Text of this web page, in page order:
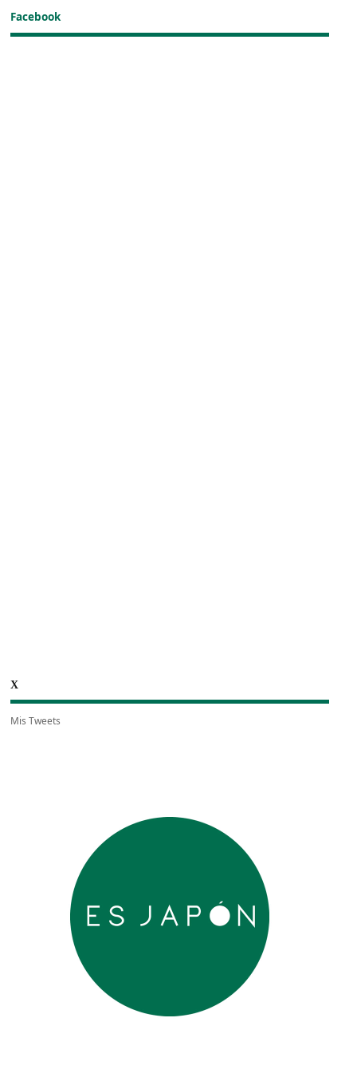
Facebook
X
Mis Tweets